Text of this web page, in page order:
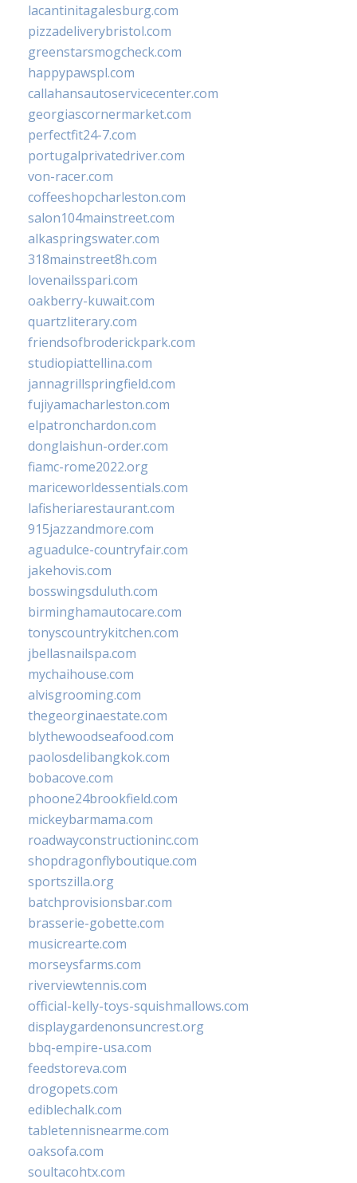
lacantinitagalesburg.com
pizzadeliverybristol.com
greenstarsmogcheck.com
happypawspl.com
callahansautoservicecenter.com
georgiascornermarket.com
perfectfit24-7.com
portugalprivatedriver.com
von-racer.com
coffeeshopcharleston.com
salon104mainstreet.com
alkaspringswater.com
318mainstreet8h.com
lovenailsspari.com
oakberry-kuwait.com
quartzliterary.com
friendsofbroderickpark.com
studiopiattellina.com
jannagrillspringfield.com
fujiyamacharleston.com
elpatronchardon.com
donglaishun-order.com
fiamc-rome2022.org
mariceworldessentials.com
lafisheriarestaurant.com
915jazzandmore.com
aguadulce-countryfair.com
jakehovis.com
bosswingsduluth.com
birminghamautocare.com
tonyscountrykitchen.com
jbellasnailspa.com
mychaihouse.com
alvisgrooming.com
thegeorginaestate.com
blythewoodseafood.com
paolosdelibangkok.com
bobacove.com
phoone24brookfield.com
mickeybarmama.com
roadwayconstructioninc.com
shopdragonflyboutique.com
sportszilla.org
batchprovisionsbar.com
brasserie-gobette.com
musicrearte.com
morseysfarms.com
riverviewtennis.com
official-kelly-toys-squishmallows.com
displaygardenonsuncrest.org
bbq-empire-usa.com
feedstoreva.com
drogopets.com
ediblechalk.com
tabletennisnearme.com
oaksofa.com
soultacohtx.com